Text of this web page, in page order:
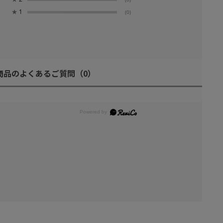
★ 1 (0)
品のよくあるご質問 （0）